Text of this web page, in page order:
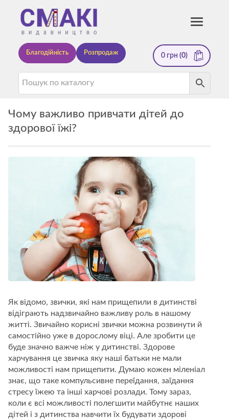
—
видавництво
Toggle
Благодійність Розпродаж 0 грн (0)
Чому важливо привчати дітей до
здорової їжі?
Як відомо, звички, які нам прищепили в дитинстві
відіграють надзвичайно важливу роль в нашому
житті. Звичайно корисні звички можна розвинути й
самостійно уже в дорослому віці. Але зробити це
буде значно важче ніж у дитинстві. Здорове
харчування це звичка яку наші батьки не мали
можливості нам прищепити. Думаю кожен міленіал
знає, що таке компульсивне переїдання, заїдання
стресу їжею та інші харчові розлади. Тому зараз,
коли є всі можливості полегшити майбутнє наших
дітей і з дитинства навчити їх будувати здорові